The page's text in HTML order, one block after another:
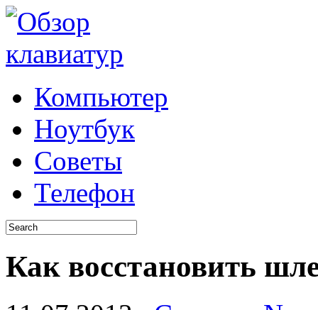
Компьютер
Ноутбук
Советы
Телефон
Как восстановить